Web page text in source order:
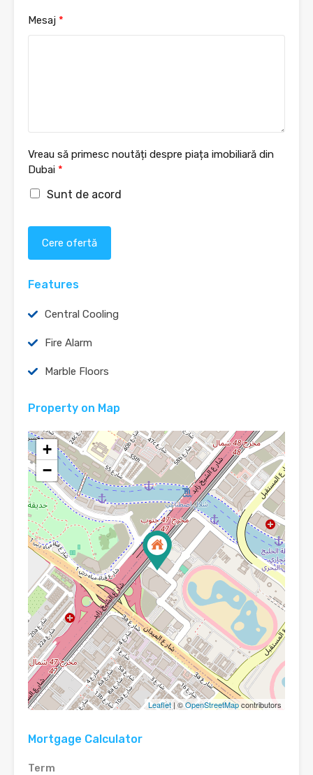
Mesaj *
Vreau să primesc noutăți despre piața imobiliară din
Dubai *
Sunt de acord
Cere ofertă
Features
Central Cooling
Fire Alarm
Marble Floors
Property on Map
+
−
Leaflet| ©OpenStreetMapcontributors
Mortgage Calculator
Term